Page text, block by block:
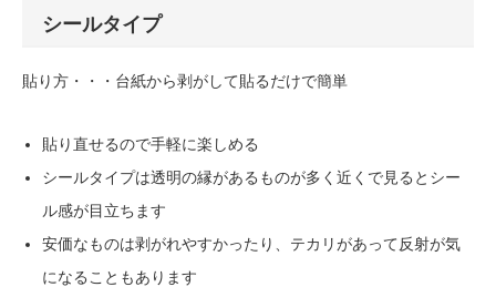
シールタイプ
貼り方・・・台紙から剥がして貼るだけで簡単
貼り直せるので手軽に楽しめる
シールタイプは透明の縁があるものが多く近くで見るとシー
ル感が目立ちます
安価なものは剥がれやすかったり、テカリがあって反射が気
になることもあります